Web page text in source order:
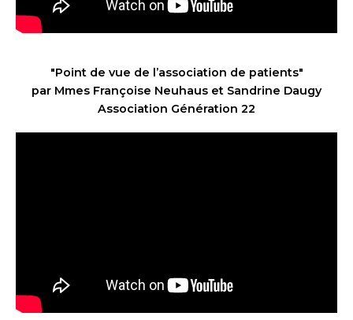
"Point de vue de l’association de patients"
par Mmes Françoise Neuhaus et Sandrine Daugy
Association Génération 22